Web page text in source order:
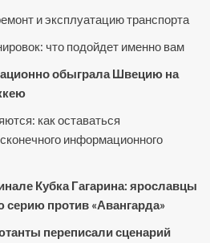
и эксплуатацию транспорта
что подойдет именно вам
обыграла Швецию на
как оставаться
информационного
Кубка Гагарина: ярославцы
против «Авангарда»
переписали сценарий